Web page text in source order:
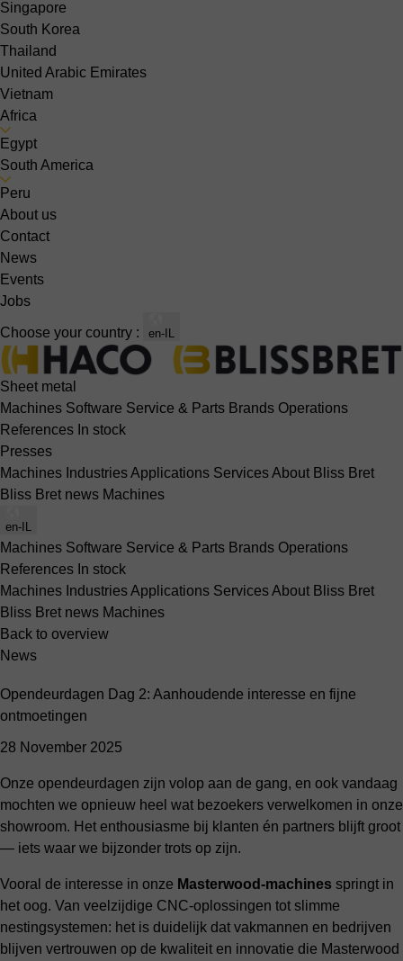
Singapore
South Korea
Thailand
United Arabic Emirates
Vietnam
Africa
Egypt
South America
Peru
About us
Contact
News
Events
Jobs
Choose your country : en-IL
Sheet metal
Machines Software Service & Parts Brands Operations
References In stock
Presses
Machines IndustriesApplications ServicesAbout Bliss Bret
Bliss Bret news Machines
en-IL
Machines Software Service & Parts Brands Operations
References In stock
Machines IndustriesApplications ServicesAbout Bliss Bret
Bliss Bret news Machines
Back to overview
News
Opendeurdagen Dag 2: Aanhoudende interesse en fijne
ontmoetingen
28 November 2025
Onze opendeurdagen zijn volop aan de gang, en ook vandaag
mochten we opnieuw heel wat bezoekers verwelkomen in onze
showroom. Het enthousiasme bij klanten én partners blijft groot
— iets waar we bijzonder trots op zijn.
Vooral de interesse in onze Masterwood-machines springt in
het oog. Van veelzijdige CNC-oplossingen tot slimme
nestingsystemen: het is duidelijk dat vakmannen en bedrijven
blijven vertrouwen op de kwaliteit en innovatie die Masterwood